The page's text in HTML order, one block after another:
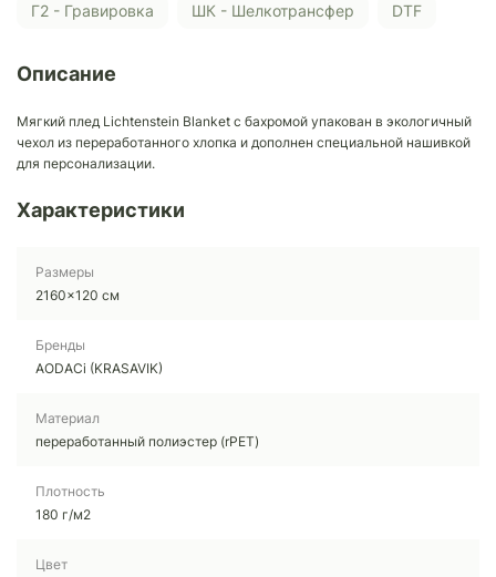
Г2 - Гравировка ШК - Шелкотрансфер DTF
Описание
Мягкий плед Lichtenstein Blanket с бахромой упакован в экологичный
чехол из переработанного хлопка и дополнен специальной нашивкой
для персонализации.
Характеристики
Размеры
2160x120 см
Бренды
AODACi (KRASAVIK)
Материал
переработанный полиэстер (rPET)
Плотность
180 г/м2
Цвет